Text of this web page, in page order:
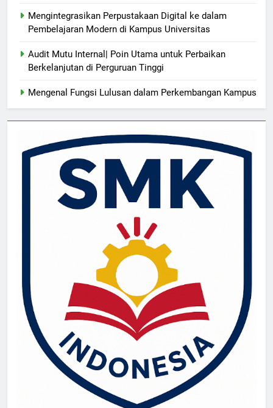
Mengintegrasikan Perpustakaan Digital ke dalam
Pembelajaran Modern di Kampus Universitas
Audit Mutu Internal| Poin Utama untuk Perbaikan
Berkelanjutan di Perguruan Tinggi
Mengenal Fungsi Lulusan dalam Perkembangan Kampus